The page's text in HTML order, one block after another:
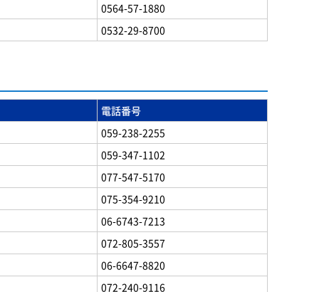
0564-57-1880
0532-29-8700
電話番号
059-238-2255
059-347-1102
077-547-5170
075-354-9210
06-6743-7213
072-805-3557
06-6647-8820
072-240-9116